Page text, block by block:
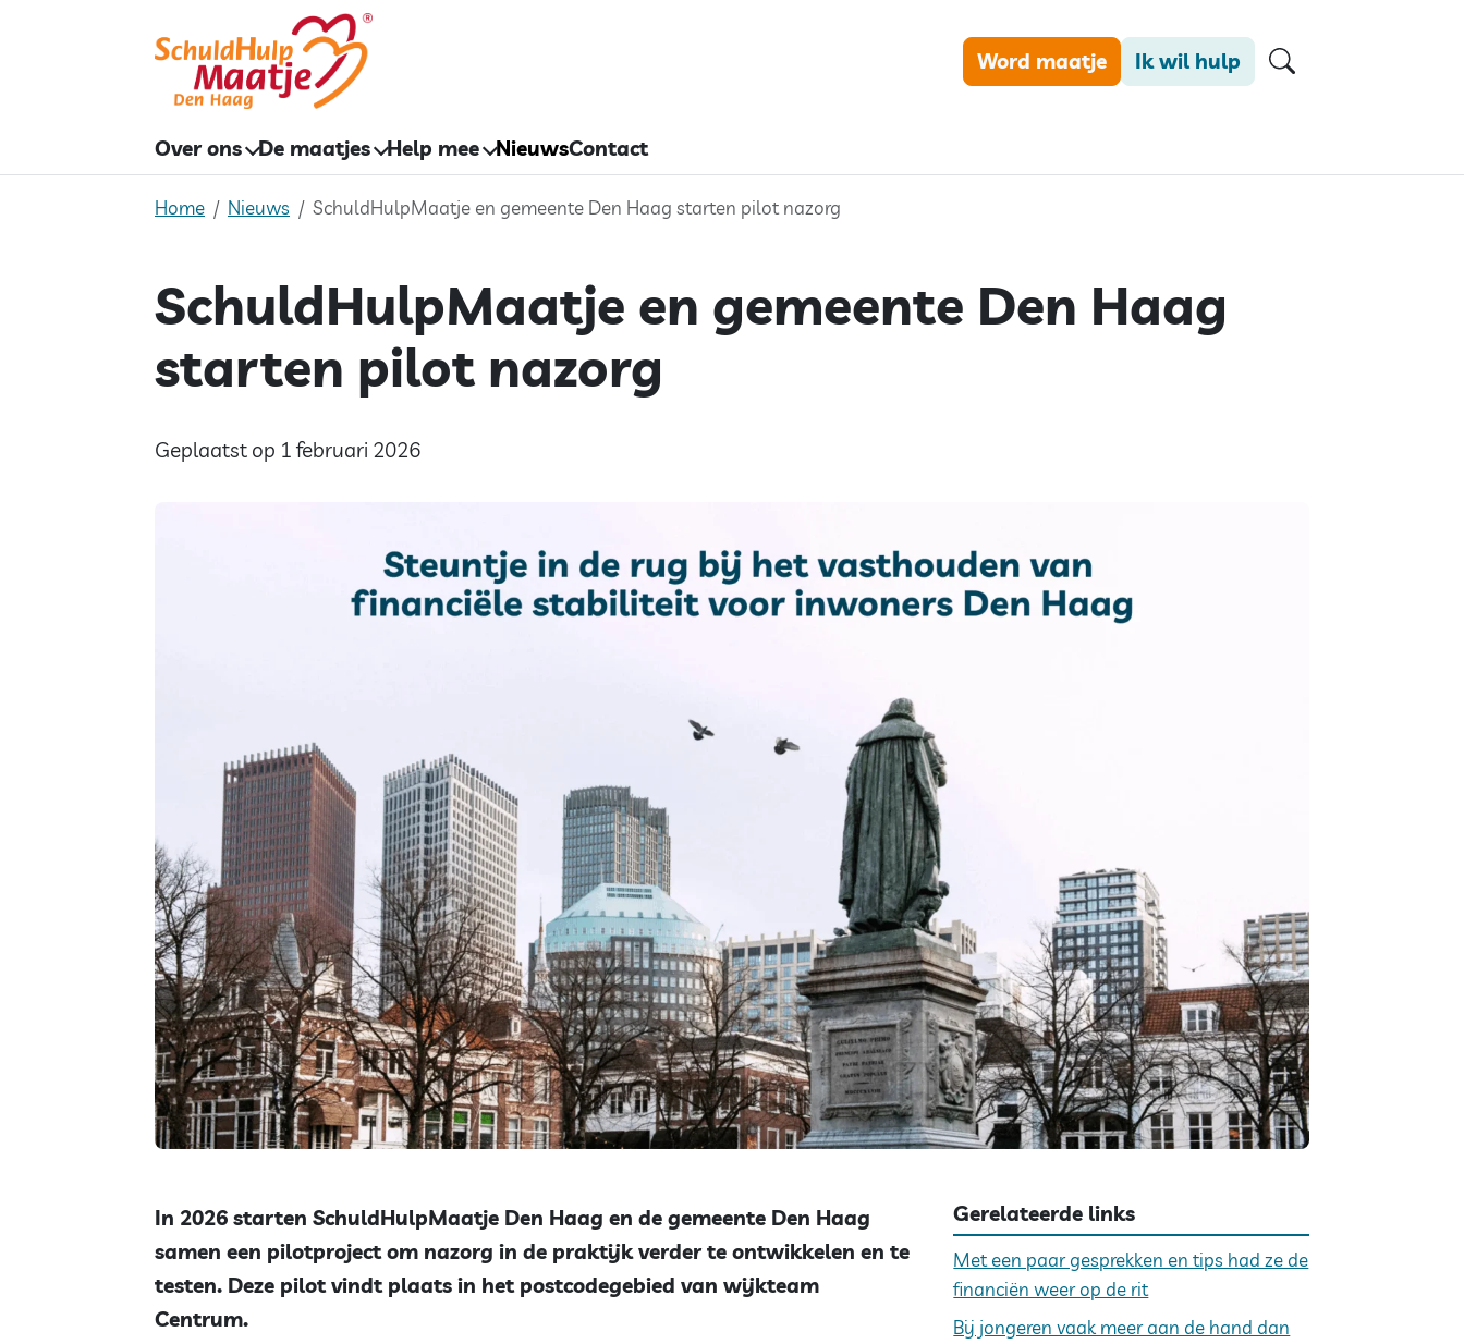
Word maatje Ik wil hulp
Over ons De maatjes Help mee NieuwsContact
Home Nieuws SchuldHulpMaatje en gemeente Den Haag starten pilot nazorg
SchuldHulpMaatje en gemeente Den Haag
starten pilot nazorg
Geplaatst op 1 februari 2026
In 2026 starten SchuldHulpMaatje Den Haag en de gemeente Den Haag
samen een pilotproject om nazorg in de praktijk verder te ontwikkelen en te
testen. Deze pilot vindt plaats in het postcodegebied van wijkteam
Centrum.
Gerelateerde links
Met een paar gesprekken en tips had ze de
financiën weer op de rit
Bij jongeren vaak meer aan de hand dan